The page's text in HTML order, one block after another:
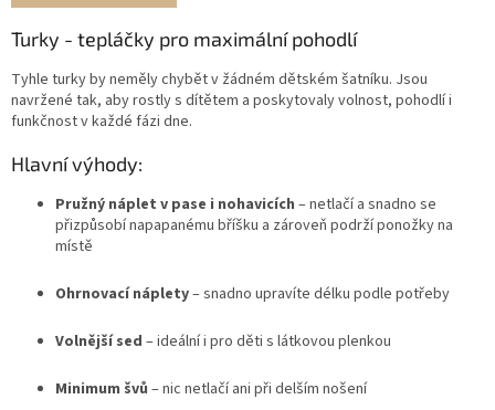
Turky - tepláčky pro maximální pohodlí
Tyhle turky by neměly chybět v žádném dětském šatníku. Jsou
navržené tak, aby rostly s dítětem a poskytovaly volnost, pohodlí i
funkčnost v každé fázi dne.
Hlavní výhody:
Pružný náplet v pase i nohavicích – netlačí a snadno se
přizpůsobí napapanému bříšku a zároveň podrží ponožky na
místě
Ohrnovací náplety– snadno upravíte délku podle potřeby
Volnější sed – ideální i pro děti s látkovou plenkou
Minimum švů – nic netlačí ani při delším nošení